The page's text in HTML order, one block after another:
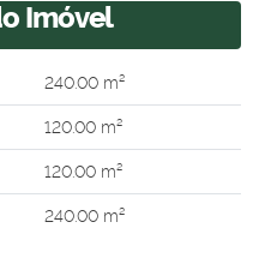
Imóvel
240.00 m²
120.00 m²
120.00 m²
240.00 m²